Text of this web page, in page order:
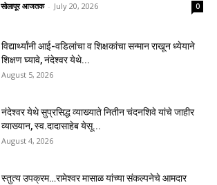
सोलापूर आजतक - July 20, 2026 0
विद्यार्थ्यांनी आई-वडिलांचा व शिक्षकांचा सन्मान राखून ध्येयाने
शिक्षण घ्यावे, नंदेश्वर येथे...
August 5, 2026
नंदेश्वर येथे सुप्रसिद्ध व्याख्याते नितीन चंदनशिवे यांचे जाहीर
व्याख्यान, स्व.दादासाहेब येसू...
August 4, 2026
स्तुत्य उपक्रम…रामेश्वर मासाळ यांच्या संकल्पनेचे आमदार